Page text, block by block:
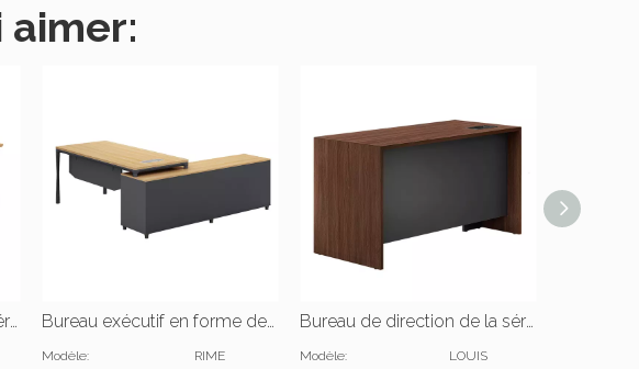
aimer:
Bureau de direction de la série JIANGNAN VERO |L1600*P1600*H750(mm) |W1600*D700*H750(mm) Bureau exécutif en forme de L
Modèle: RIME
Bureau de direction de la série JIANGNAN LOUIS |W1400*D600*H750(mm)
Modèle: LOUIS